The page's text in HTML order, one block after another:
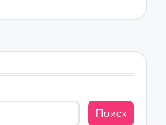
Поиск